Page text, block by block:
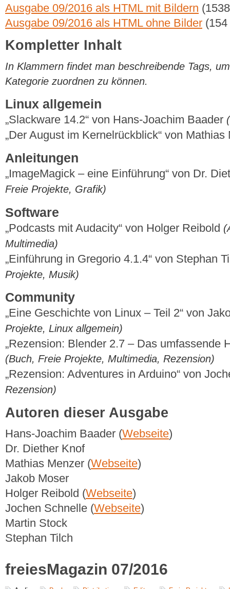
Ausgabe 09/2016 als HTML mit Bildern
Ausgabe 09/2016 als HTML ohne Bilder
Kompletter Inhalt
In Klammern findet man beschreibende Tags,
Kategorie zuordnen zu können.
Linux allgemein
„Slackware 14.2“ von Hans-Joachim Baader
„Der August im Kernelrückblick“ von
Anleitungen
„ImageMagick – eine Einführung“ von Dr.
Freie Projekte, Grafik)
Software
„Podcasts mit Audacity“ von Holger Reibold
Multimedia)
„Einführung in Gregorio 4.1.4“ von Stephan
Projekte, Musik)
Community
„Eine Geschichte von Linux – Teil 2“ von
Projekte, Linux allgemein)
„Rezension: Blender 2.7 – Das umfassende
(Buch, Freie Projekte, Multimedia, Rezension)
„Rezension: Adventures in Arduino“ von
Rezension)
Autoren dieser Ausgabe
Hans-Joachim Baader (Webseite)
Dr. Diether Knof
Mathias Menzer (Webseite)
Jakob Moser
Holger Reibold (Webseite)
Jochen Schnelle (Webseite)
Martin Stock
Stephan Tilch
freiesMagazin 07/2016